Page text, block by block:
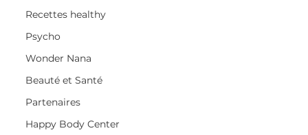
Recettes healthy
Psycho
Wonder Nana
Beauté et Santé
Partenaires
Happy Body Center